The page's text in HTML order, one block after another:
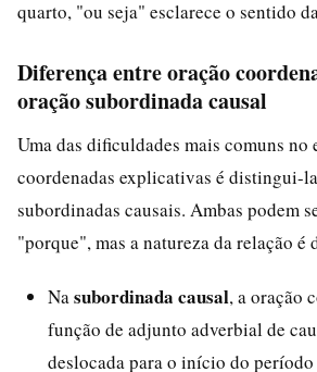
quarto, "ou seja" esclarece o sentido
Diferença entre oração
oração subordinada causal
Uma das dificuldades mais comuns no
coordenadas explicativas é distingui-
subordinadas causais. Ambas podem
"porque", mas a natureza da relação é
Na subordinada causal, a oração
função de adjunto adverbial de
deslocada para o início do